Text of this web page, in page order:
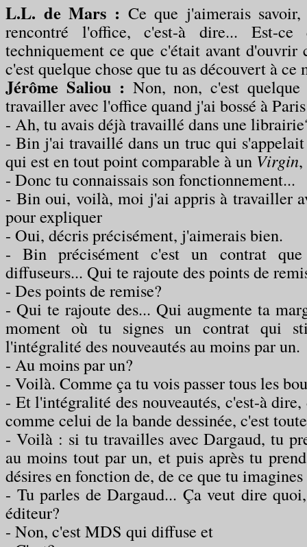
L.L. de Mars : Ce que j'aimerais
rencontré l'office, c'est-à dire... Est-
techniquement ce que c'était avant
c'est quelque chose que tu as découvert à ce
Jérôme Saliou : Non, non, c'est
travailler avec l'office quand j'ai bossé à Paris
- Ah, tu avais déjà travaillé dans une
- Bin j'ai travaillé dans un truc qui
qui est en tout point comparable à un Virgin
- Donc tu connaissais son fonctionnement...
- Bin oui, voilà, moi j'ai appris à travailler
pour expliquer
- Oui, décris précisément, j'aimerais bien.
- Bin précisément c'est un contrat
diffuseurs... Qui te rajoute des points de
- Des points de remise?
- Qui te rajoute des... Qui augmente ta
moment où tu signes un contrat qui
l'intégralité des nouveautés au moins par un.
- Au moins par un?
- Voilà. Comme ça tu vois passer tous les
- Et l'intégralité des nouveautés, c'est-à
comme celui de la bande dessinée, c'est
- Voilà : si tu travailles avec Dargaud, tu
au moins tout par un, et puis après tu
désires en fonction de, de ce que tu
- Tu parles de Dargaud... Ça veut dire
éditeur?
- Non, c'est MDS qui diffuse et